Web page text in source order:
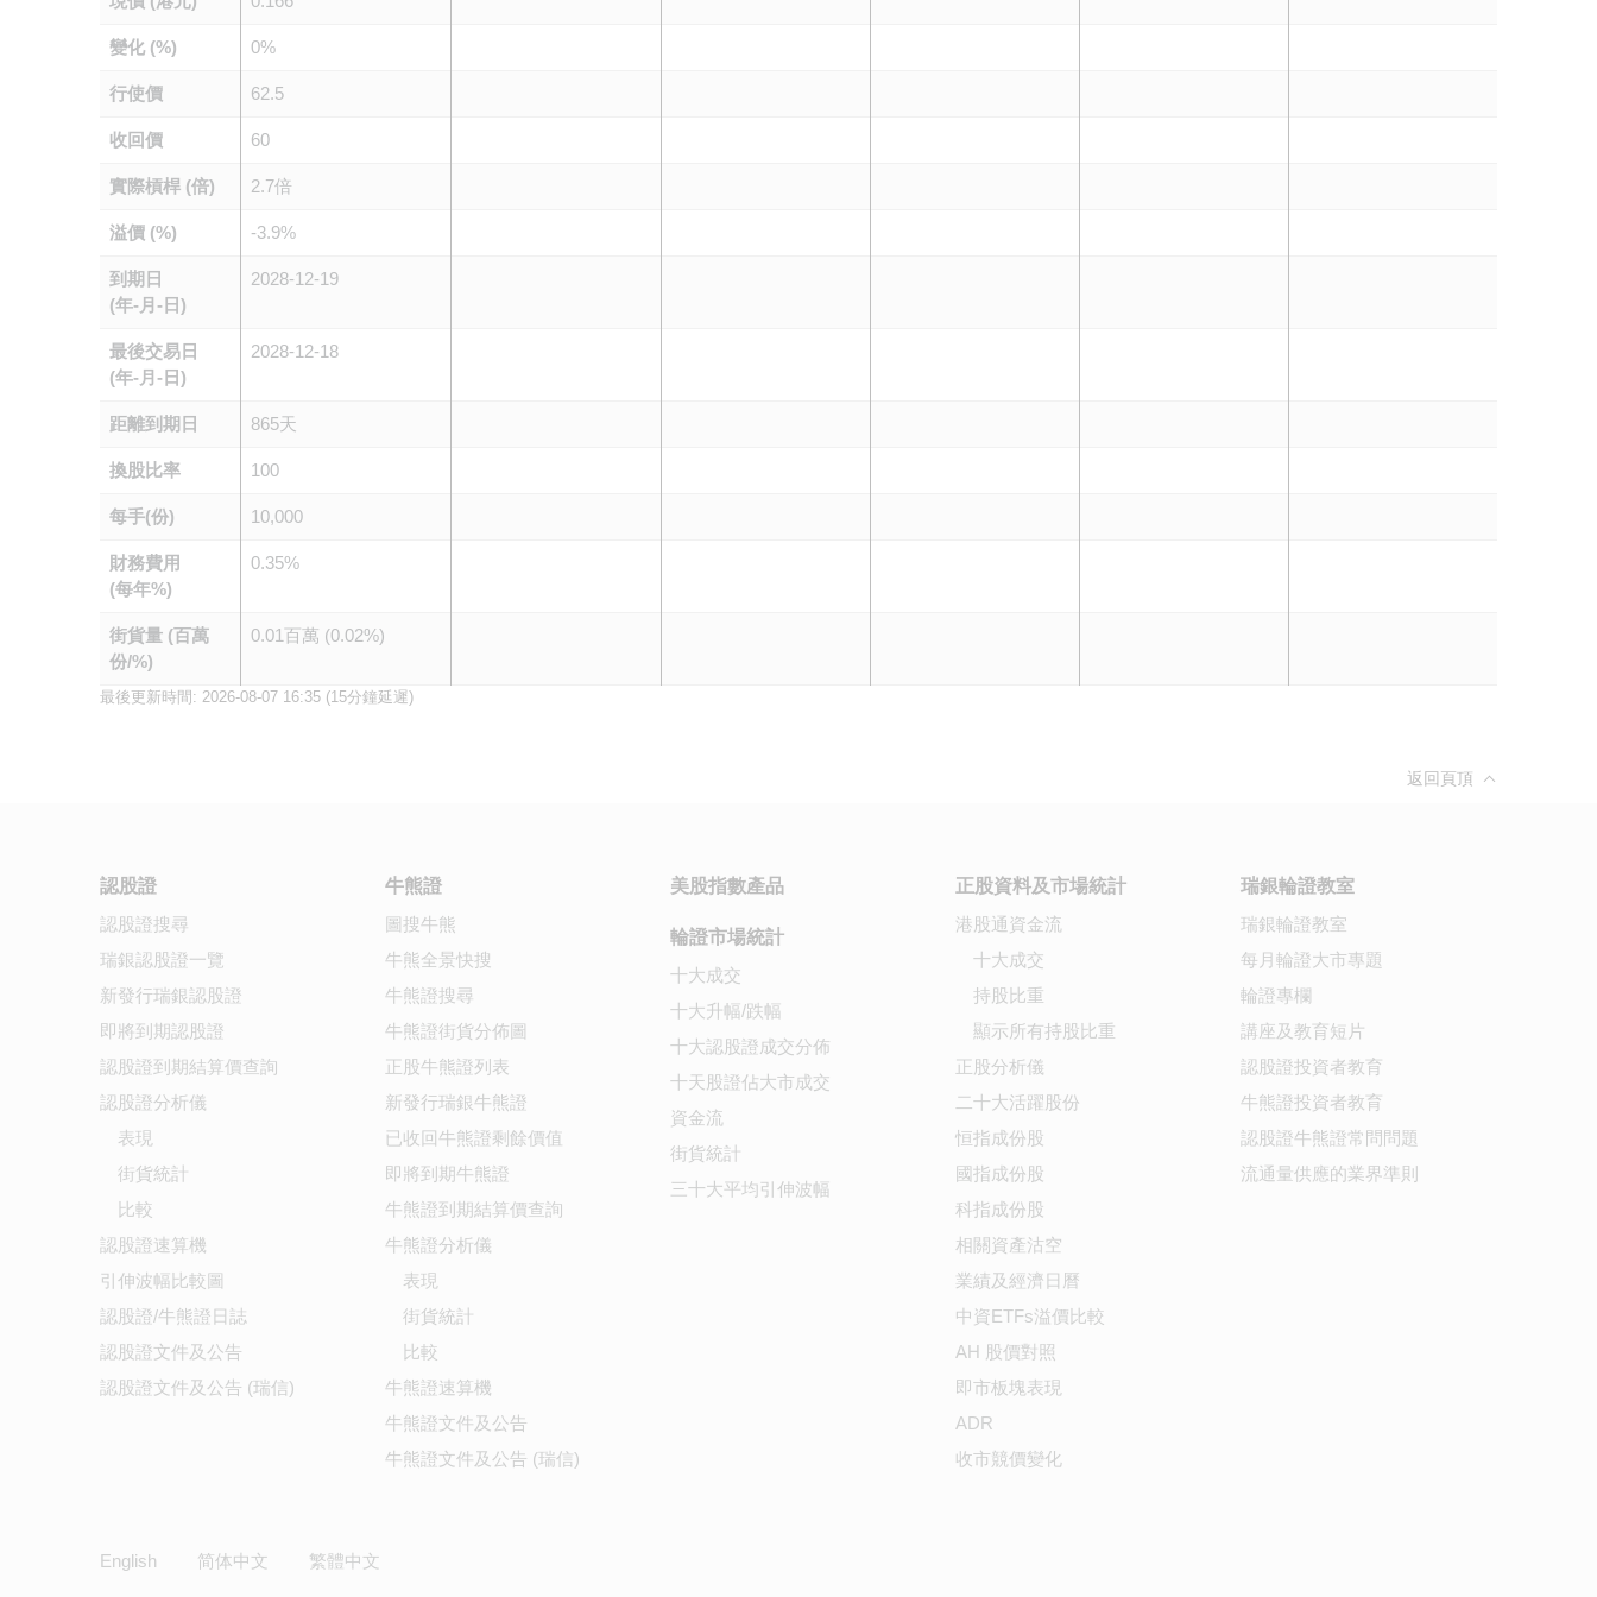
變化 (%) 0%
行使價 62.5
收回價 60
實際槓桿 (倍) 2.7倍
溢價 (%) -3.9%
到期日
(年-月-日)
2028-12-19
最後交易日
(年-月-日)
2028-12-18
距離到期日 865天
換股比率 100
每手(份) 10,000
財務費用
(每年%)
0.35%
街貨量 (百萬
份/%)
0.01百萬 (0.02%)
最後更新時間: 2026-08-07 16:35 (15分鐘延遲)
返回頁頂
認股證
認股證搜尋
瑞銀認股證一覽
新發行瑞銀認股證
即將到期認股證
認股證到期結算價查詢
認股證分析儀
表現
街貨統計
比較
認股證速算機
引伸波幅比較圖
認股證/牛熊證日誌
認股證文件及公告
認股證文件及公告 (瑞信)
牛熊證
圖搜牛熊
牛熊全景快搜
牛熊證搜尋
牛熊證街貨分佈圖
正股牛熊證列表
新發行瑞銀牛熊證
已收回牛熊證剩餘價值
即將到期牛熊證
牛熊證到期結算價查詢
牛熊證分析儀
表現
街貨統計
比較
牛熊證速算機
牛熊證文件及公告
牛熊證文件及公告 (瑞信)
美股指數產品
輪證市場統計
十大成交
十大升幅/跌幅
十大認股證成交分佈
十天股證佔大市成交
資金流
街貨統計
三十大平均引伸波幅
正股資料及市場統計
港股通資金流
十大成交
持股比重
顯示所有持股比重
正股分析儀
二十大活躍股份
恒指成份股
國指成份股
科指成份股
相關資產沽空
業績及經濟日曆
中資ETFs溢價比較
AH 股價對照
即市板塊表現
ADR
收市競價變化
瑞銀輪證教室
瑞銀輪證教室
每月輪證大市專題
輪證專欄
講座及教育短片
認股證投資者教育
牛熊證投資者教育
認股證牛熊證常問問題
流通量供應的業界準則
English 简体中文 繁體中文